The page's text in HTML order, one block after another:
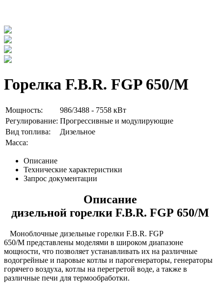
Горелка F.B.R. FGP 650/M
Мощность:
986/3488 - 7558 кВт
Регулирование: Прогрессивные и модулирующие
Вид топлива:
Дизельное
Масса:
Описание
Технические характеристики
Запрос документации
Описание
дизельной горелки F.B.R. FGP 650/M
Моноблочные дизельные горелки F.B.R. FGP
650/M представлены моделями в широком диапазоне
мощности, что позволяет устанавливать их на различные
водогрейные и паровые котлы и парогенераторы, генераторы
горячего воздуха, котлы на перегретой воде, а также в
различные печи для термообработки.